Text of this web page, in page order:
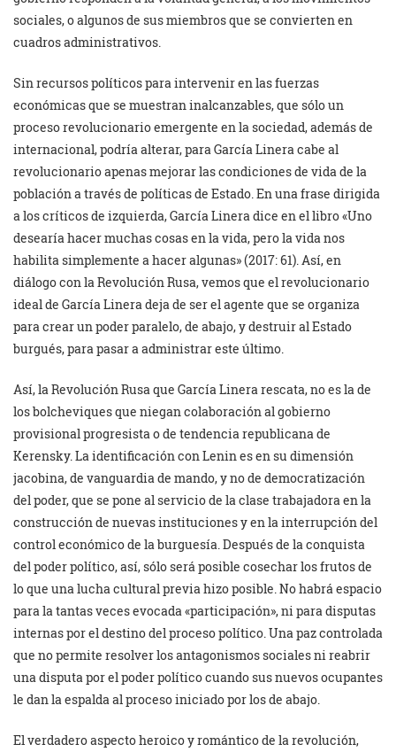
sociales, o algunos de sus miembros que se convierten en
cuadros administrativos.
Sin recursos políticos para intervenir en las fuerzas
económicas que se muestran inalcanzables, que sólo un
proceso revolucionario emergente en la sociedad, además de
internacional, podría alterar, para García Linera cabe al
revolucionario apenas mejorar las condiciones de vida de la
población a través de políticas de Estado. En una frase dirigida
a los críticos de izquierda, García Linera dice en el libro «Uno
desearía hacer muchas cosas en la vida, pero la vida nos
habilita simplemente a hacer algunas» (2017: 61). Así, en
diálogo con la Revolución Rusa, vemos que el revolucionario
ideal de García Linera deja de ser el agente que se organiza
para crear un poder paralelo, de abajo, y destruir al Estado
burgués, para pasar a administrar este último.
Así, la Revolución Rusa que García Linera rescata, no es la de
los bolcheviques que niegan colaboración al gobierno
provisional progresista o de tendencia republicana de
Kerensky. La identificación con Lenin es en su dimensión
jacobina, de vanguardia de mando, y no de democratización
del poder, que se pone al servicio de la clase trabajadora en la
construcción de nuevas instituciones y en la interrupción del
control económico de la burguesía. Después de la conquista
del poder político, así, sólo será posible cosechar los frutos de
lo que una lucha cultural previa hizo posible. No habrá espacio
para la tantas veces evocada «participación», ni para disputas
internas por el destino del proceso político. Una paz controlada
que no permite resolver los antagonismos sociales ni reabrir
una disputa por el poder político cuando sus nuevos ocupantes
le dan la espalda al proceso iniciado por los de abajo.
El verdadero aspecto heroico y romántico de la revolución,